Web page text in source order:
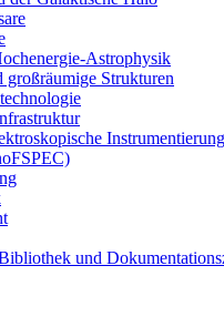
Astrophysik
großräumige Strukturen
Instrumentierung
und